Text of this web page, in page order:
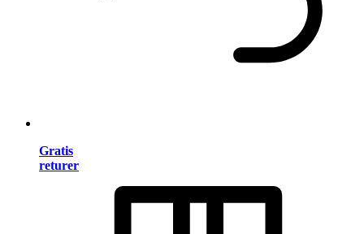
Gratis
returer